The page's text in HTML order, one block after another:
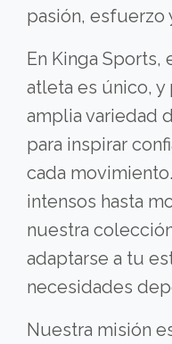
pasión, esfuerzo
En Kinga
atleta es único,
amplia variedad
para inspirar
cada
intensos hasta
nuestra
adaptarse a tu
necesidades
Nuestra misión